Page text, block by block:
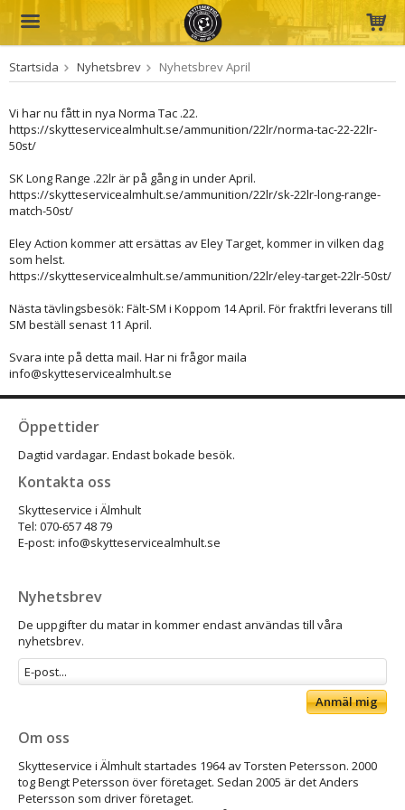
Produkten har blivit tillagd i varukorgen
Startsida Nyhetsbrev Nyhetsbrev April
Vi har nu fått in nya Norma Tac .22.
https://skytteservicealmhult.se/ammunition/22lr/norma-tac-22-22lr-
50st/
SK Long Range .22lr är på gång in under April.
https://skytteservicealmhult.se/ammunition/22lr/sk-22lr-long-range-
match-50st/
Eley Action kommer att ersättas av Eley Target, kommer in vilken dag
som helst.
https://skytteservicealmhult.se/ammunition/22lr/eley-target-22lr-50st/
Nästa tävlingsbesök: Fält-SM i Koppom 14 April. För fraktfri leverans till
SM beställ senast 11 April.
Svara inte på detta mail. Har ni frågor maila
info@skytteservicealmhult.se
Öppettider
Dagtid vardagar. Endast bokade besök.
Kontakta oss
Skytteservice i Älmhult
Tel: 070-657 48 79
E-post: info@skytteservicealmhult.se
Nyhetsbrev
De uppgifter du matar in kommer endast användas till våra
nyhetsbrev.
Anmäl mig
Om oss
Skytteservice i Älmhult startades 1964 av Torsten Petersson. 2000
tog Bengt Petersson över företaget. Sedan 2005 är det Anders
Petersson som driver företaget.